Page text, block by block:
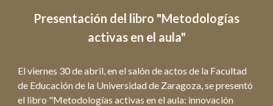
Presentación del libro "Metodologías
activas en el aula"
El viernes 30 de abril, en el salón de actos de la Facultad
de Educación de la Universidad de Zaragoza, se presentó
el libro "Metodologías activas en el aula: innovación